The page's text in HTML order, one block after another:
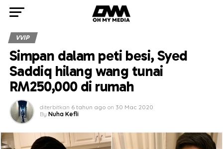
VVIP
Simpan dalam peti besi, Syed
Saddiq hilang wang tunai
RM250,000 di rumah
diterbitkan 6 tahun ago on 30 Mac 2020
By Nuha Kefli